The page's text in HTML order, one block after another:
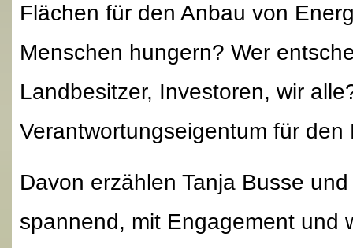
Flächen für den Anbau von
Menschen hungern? Wer
Landbesitzer, Investoren, wir
Verantwortungseigentum für den
Davon erzählen Tanja Busse
spannend, mit Engagement und